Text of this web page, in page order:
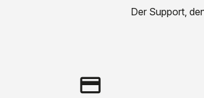
Der Support,
credit_card